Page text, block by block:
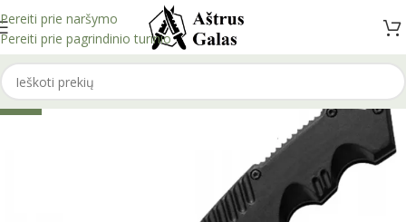
Pereiti prie naršymo
Pereiti prie pagrindinio turinio